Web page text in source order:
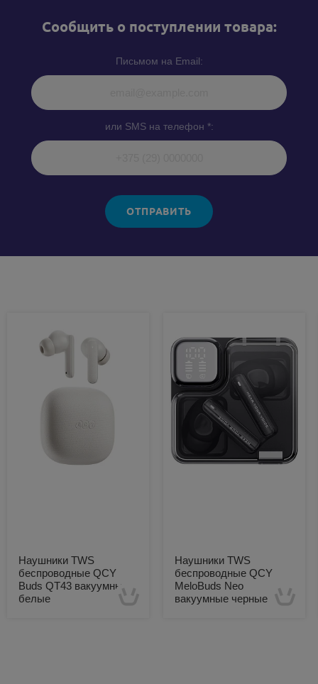
Cообщить о поступлении товара:
Письмом на Email:
или SMS на телефон *:
ОТПРАВИТЬ
Наушники TWS
беспроводные QCY
Buds QT43 вакуумные
белые
Наушники TWS
беспроводные QCY
MeloBuds Neo
вакуумные черные